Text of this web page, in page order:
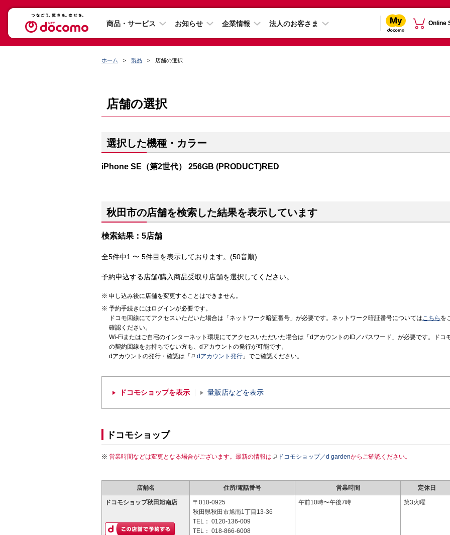
商品・サービス お知らせ 企業情報 法人のお客さま Online
ホーム 製品 店舗の選択
店舗の選択
選択した機種・カラー
iPhone SE（第2世代） 256GB (PRODUCT)RED
秋田市の店舗を検索した結果を表示しています
検索結果：5店舗
全5件中1 〜 5件目を表示しております。(50音順)
予約申込する店舗/購入商品受取り店舗を選択してください。
申し込み後に店舗を変更することはできません。
予約手続きにはログインが必要です。
ドコモ回線にてアクセスいただいた場合は「ネットワーク暗証番号」が必要です。ネットワーク暗証番号についてはこちら を
確認ください。
Wi-Fiまたはご自宅のインターネット環境にてアクセスいただいた場合は「dアカウントのID／パスワード」が必要です。ドコ
の契約回線をお持ちでない方も、dアカウントの発行が可能です。
dアカウントの発行・確認は「
dアカウント発行 」でご確認ください。
ドコモショップを表示 量販店などを表示
ドコモショップ
営業時間などは変更となる場合がございます。最新の情報は ドコモショップ／d gardenからご確認ください。
店舗名 住所/電話番号 営業時間 定休日
ドコモショップ秋田旭南店
〒010-0925
秋田県秋田市旭南1丁目13-36
TEL： 0120-136-009
TEL： 018-866-6008
午前10時〜午後7時 第3火曜